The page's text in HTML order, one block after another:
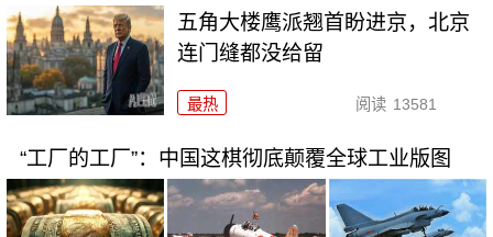
五角大楼鹰派翘首盼进京，北京
连门缝都没给留
最热 阅读 13581
“工厂的工厂”：中国这棋彻底颠覆全球工业版图